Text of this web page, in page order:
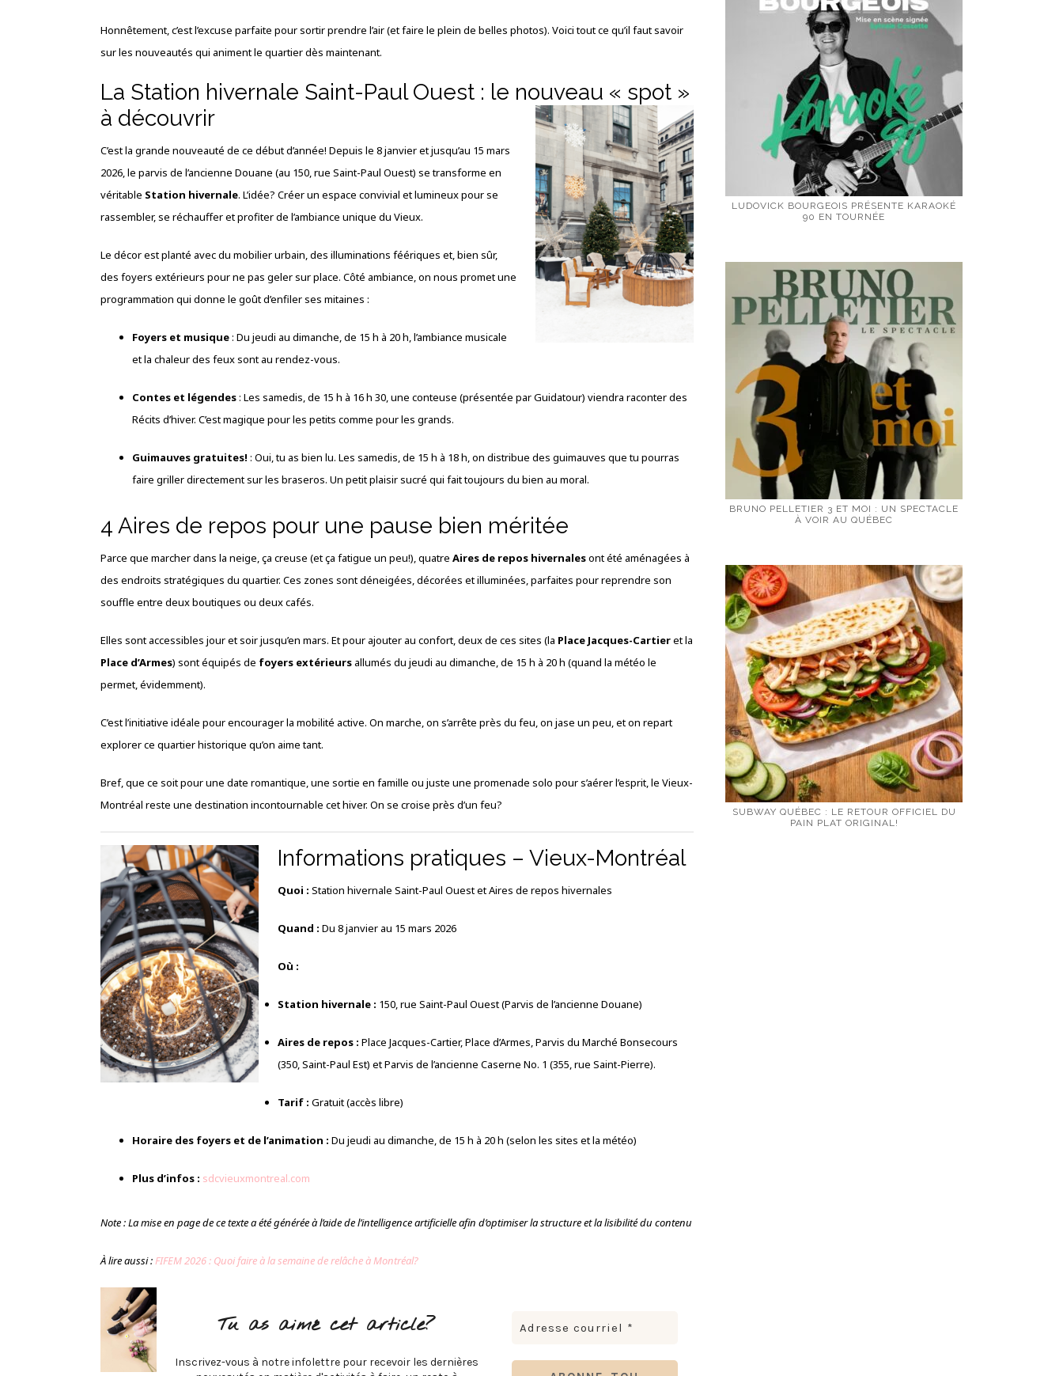
Honnêtement, c’est l’excuse parfaite pour sortir prendre l’air (et faire le plein de belles photos). Voici tout ce qu’il faut savoir
sur les nouveautés qui animent le quartier dès maintenant.
La Station hivernale Saint-Paul Ouest : le nouveau « spot »
à découvrir
C’est la grande nouveauté de ce début d’année! Depuis le 8 janvier et jusqu’au 15 mars
2026, le parvis de l’ancienne Douane (au 150, rue Saint-Paul Ouest) se transforme en
véritable Station hivernale. L’idée? Créer un espace convivial et lumineux pour se
rassembler, se réchauffer et profiter de l’ambiance unique du Vieux.
Le décor est planté avec du mobilier urbain, des illuminations féériques et, bien sûr,
des foyers extérieurs pour ne pas geler sur place. Côté ambiance, on nous promet une
programmation qui donne le goût d’enfiler ses mitaines :
Foyers et musique: Du jeudi au dimanche, de 15 h à 20 h, l’ambiance musicale
et la chaleur des feux sont au rendez-vous.
Contes et légendes: Les samedis, de 15 h à 16 h 30, une conteuse (présentée par Guidatour) viendra raconter des
Récits d’hiver. C’est magique pour les petits comme pour les grands.
Guimauves gratuites! : Oui, tu as bien lu. Les samedis, de 15 h à 18 h, on distribue des guimauves que tu pourras
faire griller directement sur les braseros. Un petit plaisir sucré qui fait toujours du bien au moral.
4 Aires de repos pour une pause bien méritée
Parce que marcher dans la neige, ça creuse (et ça fatigue un peu!), quatre Aires de repos hivernalesont été aménagées à
des endroits stratégiques du quartier. Ces zones sont déneigées, décorées et illuminées, parfaites pour reprendre son
souffle entre deux boutiques ou deux cafés.
Elles sont accessibles jour et soir jusqu’en mars. Et pour ajouter au confort, deux de ces sites (la Place Jacques-Cartieret la
Place d’Armes) sont équipés de foyers extérieurs allumés du jeudi au dimanche, de 15 h à 20 h (quand la météo le
permet, évidemment).
C’est l’initiative idéale pour encourager la mobilité active. On marche, on s’arrête près du feu, on jase un peu, et on repart
explorer ce quartier historique qu’on aime tant.
Bref, que ce soit pour une date romantique, une sortie en famille ou juste une promenade solo pour s’aérer l’esprit, le Vieux-
Montréal reste une destination incontournable cet hiver. On se croise près d’un feu?
Informations pratiques – Vieux-Montréal
Quoi : Station hivernale Saint-Paul Ouest et Aires de repos hivernales
Quand : Du 8 janvier au 15 mars 2026
Où :
Station hivernale : 150, rue Saint-Paul Ouest (Parvis de l’ancienne Douane)
Aires de repos : Place Jacques-Cartier, Place d’Armes, Parvis du Marché Bonsecours
(350, Saint-Paul Est) et Parvis de l’ancienne Caserne No. 1 (355, rue Saint-Pierre).
Tarif : Gratuit (accès libre)
Horaire des foyers et de l’animation : Du jeudi au dimanche, de 15 h à 20 h (selon les sites et la météo)
Plus d’infos : sdcvieuxmontreal.com
Note : La mise en page de ce texte a été générée à l’aide de l’intelligence artificielle afin d’optimiser la structure et la lisibilité du contenu
À lire aussi :FIFEM 2026 : Quoi faire à la semaine de relâche à Montréal?
Tu as aimé cet article?
Inscrivez-vous à notre infolettre pour recevoir les dernières
LUDOVICK BOURGEOIS PRÉSENTE KARAOKÉ
90 EN TOURNÉE
BRUNO PELLETIER 3 ET MOI : UN SPECTACLE
À VOIR AU QUÉBEC
SUBWAY QUÉBEC : LE RETOUR OFFICIEL DU
PAIN PLAT ORIGINAL!